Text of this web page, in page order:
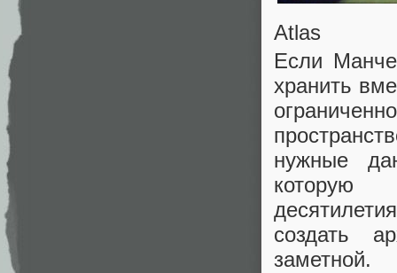
Atlas
Если
хранить
нужные
которую
создать
заметной.